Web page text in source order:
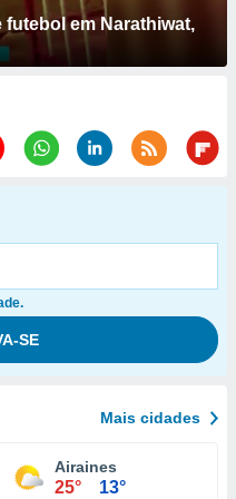
em Narathiwat,
Mais cidades
Airaines
25° 13°